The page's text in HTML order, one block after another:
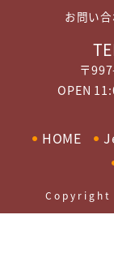
お問い
〒
OPEN
HOME
Copyright